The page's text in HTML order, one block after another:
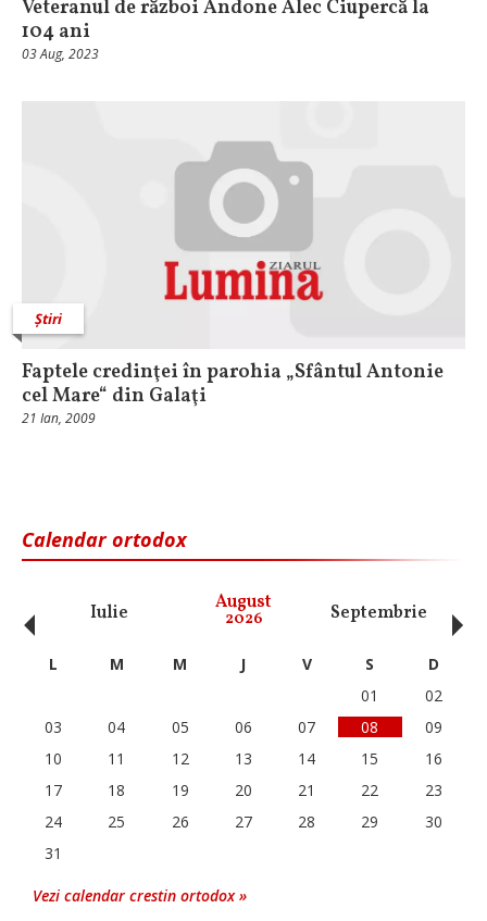
Veteranul de război Andone Alec Ciupercă la
104 ani
03 Aug, 2023
Știri
Faptele credinţei în parohia „Sfântul Antonie
cel Mare“ din Galaţi
21 Ian, 2009
Calendar ortodox
Iulie August
2026 Septembrie
‹ L M M J V S
D
01
02
03
04 05 06 07 08
09
10
11 12 13 14 15
16
17
18 19 20 21 22
23
24
25 26 27 28 29
30
31
Vezi calendar crestin ortodox »